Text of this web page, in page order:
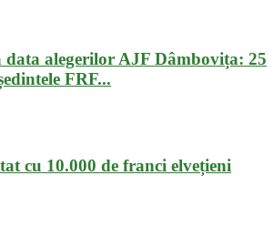
alegerilor AJF Dâmbovița: 25
FRF...
cu 10.000 de franci elvețieni